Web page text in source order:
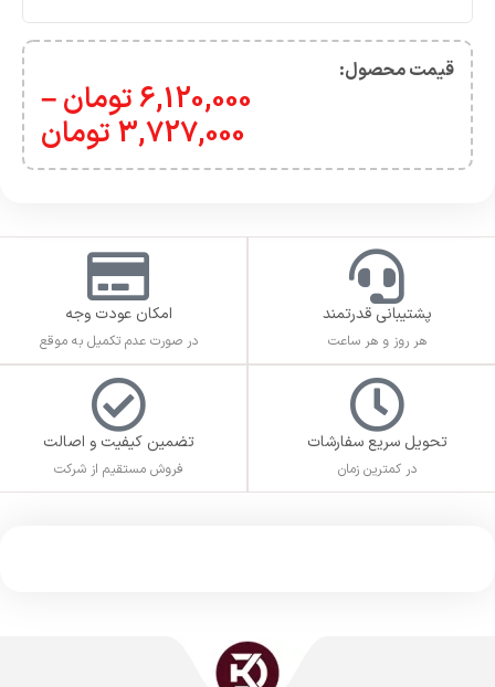
قیمت محصول:​
6,120,000تومان–
3,727,000 تومان
پشتیبانی قدرتمند
هر روز و هر ساعت
امکان عودت وجه
در صورت عدم تکمیل به موقع
تحویل سریع سفارشات
در کمترین زمان
تضمین کیفیت و اصالت
فروش مستقیم از شرکت